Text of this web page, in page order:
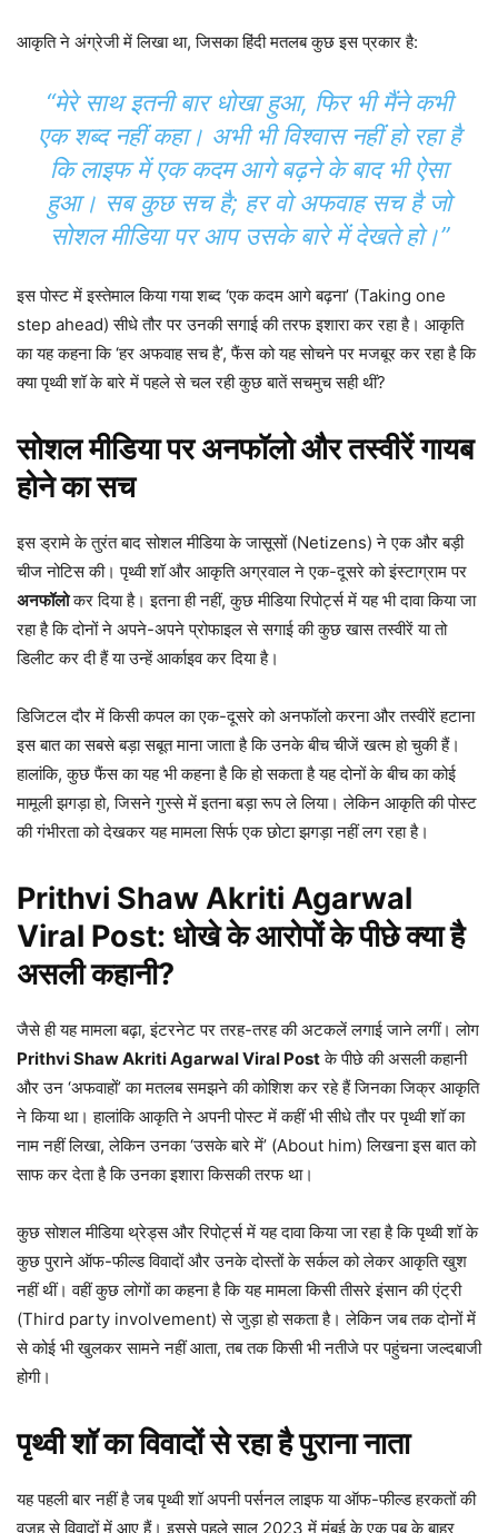
आकृति ने अंग्रेजी में लिखा था, जिसका हिंदी मतलब कुछ इस प्रकार है:
“मेरे साथ इतनी बार धोखा हुआ, फिर भी मैंने कभी
एक शब्द नहीं कहा। अभी भी विश्वास नहीं हो रहा है
कि लाइफ में एक कदम आगे बढ़ने के बाद भी ऐसा
हुआ। सब कुछ सच है; हर वो अफवाह सच है जो
सोशल मीडिया पर आप उसके बारे में देखते हो।”
इस पोस्ट में इस्तेमाल किया गया शब्द ‘एक कदम आगे बढ़ना’ (Taking one
step ahead) सीधे तौर पर उनकी सगाई की तरफ इशारा कर रहा है। आकृति
का यह कहना कि ‘हर अफवाह सच है’, फैंस को यह सोचने पर मजबूर कर रहा है कि
क्या पृथ्वी शॉ के बारे में पहले से चल रही कुछ बातें सचमुच सही थीं?
सोशल मीडिया पर अनफॉलो और तस्वीरें गायब
होने का सच
इस ड्रामे के तुरंत बाद सोशल मीडिया के जासूसों (Netizens) ने एक और बड़ी
चीज नोटिस की। पृथ्वी शॉ और आकृति अग्रवाल ने एक-दूसरे को इंस्टाग्राम पर
अनफॉलोकर दिया है। इतना ही नहीं, कुछ मीडिया रिपोर्ट्स में यह भी दावा किया जा
रहा है कि दोनों ने अपने-अपने प्रोफाइल से सगाई की कुछ खास तस्वीरें या तो
डिलीट कर दी हैं या उन्हें आर्काइव कर दिया है।
डिजिटल दौर में किसी कपल का एक-दूसरे को अनफॉलो करना और तस्वीरें हटाना
इस बात का सबसे बड़ा सबूत माना जाता है कि उनके बीच चीजें खत्म हो चुकी हैं।
हालांकि, कुछ फैंस का यह भी कहना है कि हो सकता है यह दोनों के बीच का कोई
मामूली झगड़ा हो, जिसने गुस्से में इतना बड़ा रूप ले लिया। लेकिन आकृति की पोस्ट
की गंभीरता को देखकर यह मामला सिर्फ एक छोटा झगड़ा नहीं लग रहा है।
Prithvi Shaw Akriti Agarwal
Viral Post: धोखे के आरोपों के पीछे क्या है
असली कहानी?
जैसे ही यह मामला बढ़ा, इंटरनेट पर तरह-तरह की अटकलें लगाई जाने लगीं। लोग
Prithvi Shaw Akriti Agarwal Viral Postके पीछे की असली कहानी
और उन ‘अफवाहों’ का मतलब समझने की कोशिश कर रहे हैं जिनका जिक्र आकृति
ने किया था। हालांकि आकृति ने अपनी पोस्ट में कहीं भी सीधे तौर पर पृथ्वी शॉ का
नाम नहीं लिखा, लेकिन उनका ‘उसके बारे में’ (About him) लिखना इस बात को
साफ कर देता है कि उनका इशारा किसकी तरफ था।
कुछ सोशल मीडिया थ्रेड्स और रिपोर्ट्स में यह दावा किया जा रहा है कि पृथ्वी शॉ के
कुछ पुराने ऑफ-फील्ड विवादों और उनके दोस्तों के सर्कल को लेकर आकृति खुश
नहीं थीं। वहीं कुछ लोगों का कहना है कि यह मामला किसी तीसरे इंसान की एंट्री
(Third party involvement) से जुड़ा हो सकता है। लेकिन जब तक दोनों में
से कोई भी खुलकर सामने नहीं आता, तब तक किसी भी नतीजे पर पहुंचना जल्दबाजी
होगी।
पृथ्वी शॉ का विवादों से रहा है पुराना नाता
यह पहली बार नहीं है जब पृथ्वी शॉ अपनी पर्सनल लाइफ या ऑफ-फील्ड हरकतों की
वजह से विवादों में आए हैं। इससे पहले साल 2023 में मुंबई के एक पब के बाहर